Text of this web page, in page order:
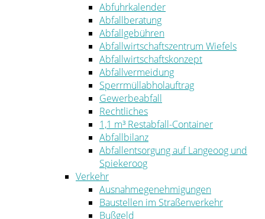
Abfuhrkalender
Abfallberatung
Abfallgebühren
Abfallwirtschaftszentrum Wiefels
Abfallwirtschaftskonzept
Abfallvermeidung
Sperrmüllabholauftrag
Gewerbeabfall
Rechtliches
1,1 m³ Restabfall-Container
Abfallbilanz
Abfallentsorgung auf Langeoog und
Spiekeroog
Verkehr
Ausnahmegenehmigungen
Baustellen im Straßenverkehr
Bußgeld